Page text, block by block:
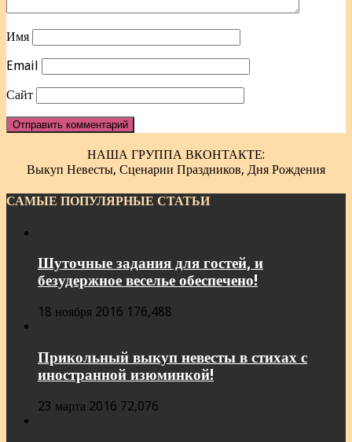
Имя
Email
Сайт
НАША ГРУППА ВКОНТАКТЕ:
Выкуп Невесты, Сценарии Праздников, Дня Рождения
САМЫЕ ПОПУЛЯРНЫЕ СТАТЬИ
Шуточные задания для гостей, и
безудержное веселье обеспечено!
18 ноября 2016 176,488
Прикольный выкуп невесты в стихах с
иностранной изюминкой!
23 марта 2016 72,076